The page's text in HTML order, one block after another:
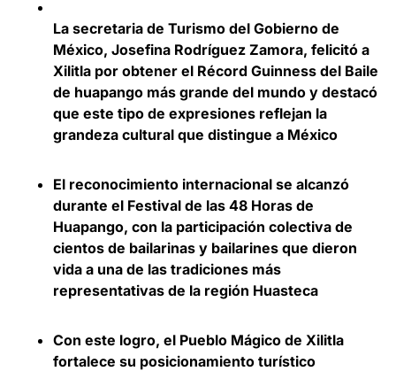
La secretaria de Turismo del Gobierno de
México, Josefina Rodríguez Zamora, felicitó a
Xilitla por obtener el Récord Guinness del Baile
de huapango más grande del mundo y destacó
que este tipo de expresiones reflejan la
grandeza cultural que distingue a México
El reconocimiento internacional se alcanzó
durante el Festival de las 48 Horas de
Huapango, con la participación colectiva de
cientos de bailarinas y bailarines que dieron
vida a una de las tradiciones más
representativas de la región Huasteca
Con este logro, el Pueblo Mágico de Xilitla
fortalece su posicionamiento turístico